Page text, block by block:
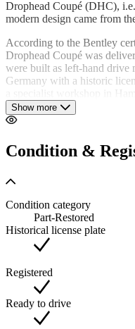
Drophead Coupé (DHC),
modern design came from
According to the Bentley
Drophead Coupé was
were built as left-hand drive
Germany with a historic
a specialist workshop in
Bentleys of the post-war era
driving pleasure combined
EXTRAS:electric-hydraulic
windows; car radio;
Show more
Condition &
Condition category
Part-Restored
Historical license plate
Registered
Ready to drive